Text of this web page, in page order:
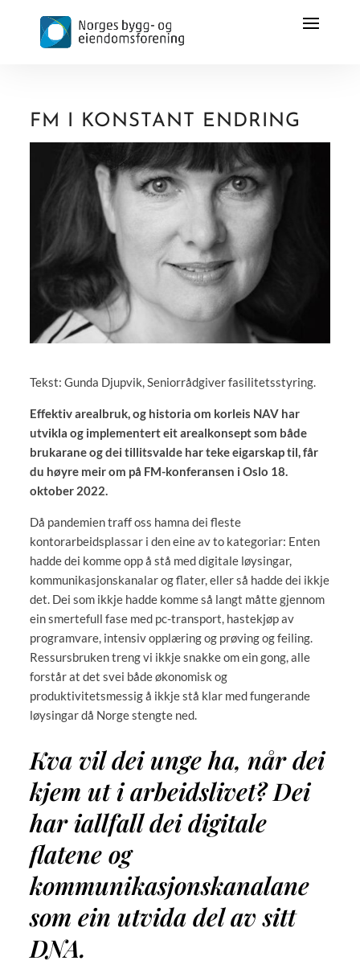
FM I KONSTANT ENDRING
Tekst: Gunda Djupvik, Seniorrådgiver fasilitetsstyring.
Effektiv arealbruk, og historia om korleis NAV har
utvikla og implementert eit arealkonsept som både
brukarane og dei tillitsvalde har teke eigarskap til, får
du høyre meir om på FM-konferansen i Oslo 18.
oktober 2022.
Då pandemien traff oss hamna dei fleste
kontorarbeidsplassar i den eine av to kategoriar: Enten
hadde dei komme opp å stå med digitale løysingar,
kommunikasjonskanalar og flater, eller så hadde dei ikkje
det. Dei som ikkje hadde komme så langt måtte gjennom
ein smertefull fase med pc-transport, hastekjøp av
programvare, intensiv opplæring og prøving og feiling.
Ressursbruken treng vi ikkje snakke om ein gong, alle
forstår at det svei både økonomisk og
produktivitetsmessig å ikkje stå klar med fungerande
løysingar då Norge stengte ned.
Kva vil dei unge ha, når dei
kjem ut i arbeidslivet? Dei
har iallfall dei digitale
flatene og
kommunikasjonskanalane
som ein utvida del av sitt
DNA.